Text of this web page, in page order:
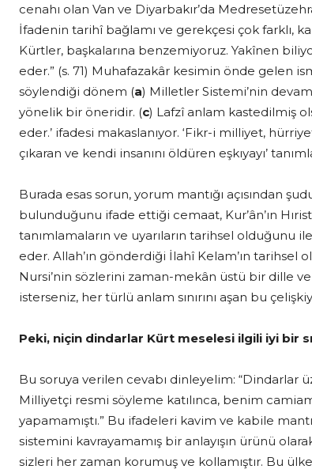
cenahı olan Van ve Diyarbakır’da
İfadenin tarihî bağlamı ve gerekçesi çok farklı,
Kürtler, başkalarına benzemiyoruz. Yakînen
eder.” (s. 71) Muhafazakâr kesimin önde gelen
söylendiği dönem (a) Milletler Sistemi’nin
yönelik bir öneridir. (c) Lafzî anlam kastedilmiş
eder.’ ifadesi makaslanıyor. ‘Fikr-i milliyet,
çıkaran ve kendi insanını öldüren eşkıyayı’
Burada esas sorun, yorum mantığı açısından
bulunduğunu ifade ettiği cemaat, Kur’ân’ın
tanımlamaların ve uyarıların tarihsel olduğunu
eder. Allah’ın gönderdiği İlahî Kelam’ın tarihsel
Nursi’nin sözlerini zaman-mekân üstü bir dille ve
isterseniz, her türlü anlam sınırını aşan bu
Peki, niçin dindarlar Kürt meselesi ilgili iyi bir
Bu soruya verilen cevabı dinleyelim: “Dindarlar
Milliyetçi resmi söyleme katılınca, benim
yapamamıştı.” Bu ifadeleri kavim ve kabile
sistemini kavrayamamış bir anlayışın ürünü
sizleri her zaman korumuş ve kollamıştır. Bu